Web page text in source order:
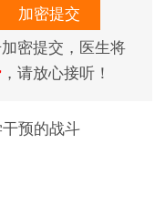
密提交，医生将
，请放心接听！
预的战斗